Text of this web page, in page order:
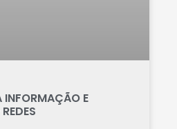
INFORMAÇÃO E